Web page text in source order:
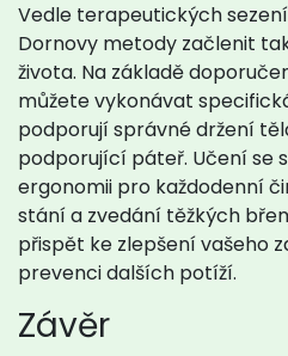
Vedle terapeutických
Dornovy metody začlenit
života. Na základě
můžete vykonávat
podporují správné držení
podporující páteř. Učení se
ergonomii pro každodenní
stání a zvedání těžkých
přispět ke zlepšení vašeho
prevenci dalších potíží.
Závěr